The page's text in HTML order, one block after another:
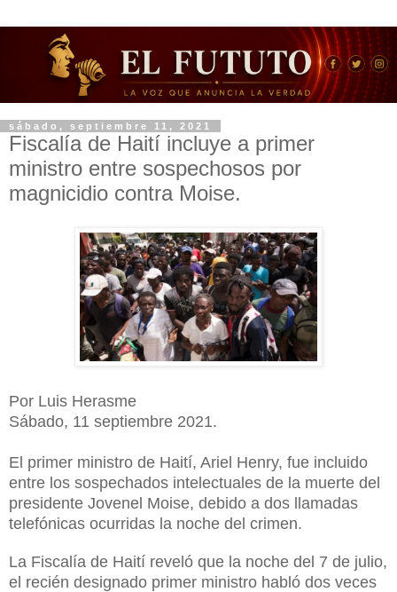
sábado, septiembre 11, 2021
Fiscalía de Haití incluye a primer
ministro entre sospechosos por
magnicidio contra Moise.
Por Luis Herasme
Sábado, 11 septiembre 2021.
El primer ministro de Haití, Ariel Henry, fue incluido
entre los sospechados intelectuales de la muerte del
presidente Jovenel Moise, debido a dos llamadas
telefónicas ocurridas la noche del crimen.
La Fiscalía de Haití reveló que la noche del 7 de julio,
el recién designado primer ministro habló dos veces